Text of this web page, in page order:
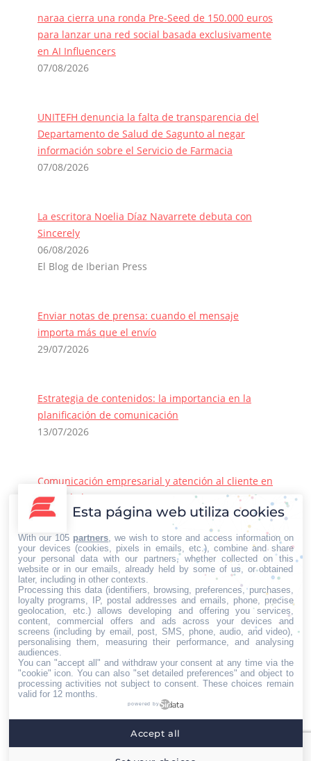
naraa cierra una ronda Pre-Seed de 150.000 euros
para lanzar una red social basada exclusivamente
en AI Influencers
07/08/2026
UNITEFH denuncia la falta de transparencia del
Departamento de Salud de Sagunto al negar
información sobre el Servicio de Farmacia
07/08/2026
La escritora Noelia Díaz Navarrete debuta con
Sincerely
06/08/2026
El Blog de Iberian Press
Enviar notas de prensa: cuando el mensaje
importa más que el envío
29/07/2026
Estrategia de contenidos: la importancia en la
planificación de comunicación
13/07/2026
Comunicación empresarial y atención al cliente en
la era de la IA
22/06/2026
Principales vías de contacto:
E-mail:
info@iberianpress.es
Teléfono:
+34 911863556
Fax:
+34 911863556
Encuéntranos en:
Facebook
page
new
X
page
new
YouTube
page
new
Rss
opens
new
Home Quiénes somos Servicios Contacto
Iberian Press® - Agencia especializada en relaciones
Esta página web utiliza cookies
With our 105 partners , we wish to store and access information on
your devices (cookies, pixels in emails, etc.), combine and share
your personal data with our partners, whether collected on this
website or in our emails, already held by some of us, or obtained
later, including in other contexts.
Processing this data (identifiers, browsing, preferences, purchases,
loyalty programs, IP, postal addresses and emails, phone, precise
geolocation, etc.) allows developing and offering you services,
content, commercial offers and ads across your devices and
screens (including by email, post, SMS, phone, audio, and video),
personalising them, measuring their performance, and analysing
audiences.
You can "accept all" and withdraw your consent at any time via the
"cookie" icon . You can also "set detailed preferences" and object to
processing activities not subject to consent. These choices remain
valid for 12 months.
powered by
Accept all